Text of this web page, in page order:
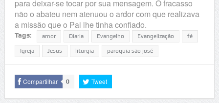
para deixar-se tocar por sua mensagem. O fracasso
não o abateu nem atenuou o ardor com que realizava
a missão que o Pai lhe tinha confiado.
Tags: amor Diaria Evangelho Evangelização fé
Igreja Jesus liturgia paroquia são josé
Compartilhar 0 Tweet